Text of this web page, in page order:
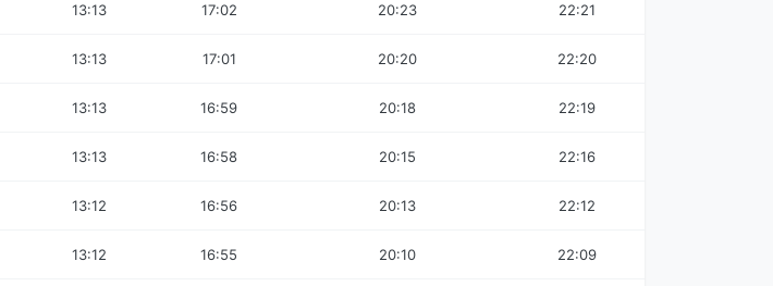
13:13 17:02 20:23 22:21
13:13 17:01 20:20 22:20
13:13 16:59 20:18 22:19
13:13 16:58 20:15 22:16
13:12 16:56 20:13 22:12
13:12 16:55 20:10 22:09